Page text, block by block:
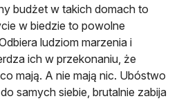
budżet w takich domach to
w biedzie to powolne
ludziom marzenia i
ich w przekonaniu, że
mają. A nie mają nic. Ubóstwo
samych siebie, brutalnie zabija